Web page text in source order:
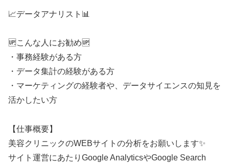
📈データアナリスト📊
🆙こんな人にお勧め🆙
・事務経験がある方
・データ集計の経験がある方
・マーケティングの経験者や、データサイエンスの知見を
活かしたい方
【仕事概要】
美容クリニックのWEBサイトの分析をお願いします✨
サイト運営にあたりGoogle AnalyticsやGoogle Search